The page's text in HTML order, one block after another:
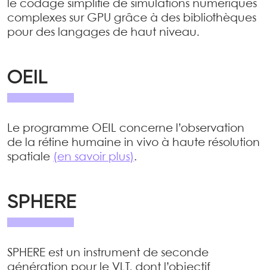
le codage simplifié de simulations numériques
complexes sur GPU grâce à des bibliothèques
pour des langages de haut niveau.
OEIL
Le programme OEIL concerne l’observation
de la rétine humaine in vivo à haute résolution
spatiale (en savoir plus).
SPHERE
SPHERE est un instrument de seconde
génération pour le VLT, dont l’objectif